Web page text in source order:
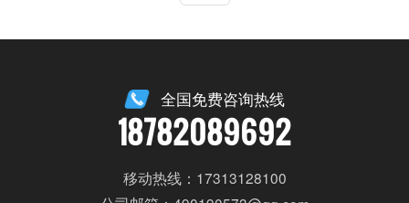
全国免费咨询热线
18782089692
移动热线：17313128100